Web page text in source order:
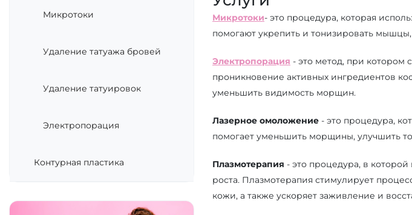
Микротоки
Удаление татуажа бровей
Удаление татуировок
Электропорация
Контурная пластика
Микротоки- это процедура, которая
помогают укрепить и тонизировать
Электропорация - это метод, при котором
проникновение активных ингредиентов
уменьшить видимость морщин.
Лазерное омоложение - это процедура,
помогает уменьшить морщины, улучшить
Плазмотерапия - это процедура, в
роста. Плазмотерапия стимулирует
кожи, а также ускоряет заживление и